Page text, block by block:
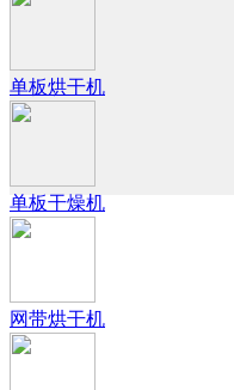
单板烘干机
单板干燥机
网带烘干机